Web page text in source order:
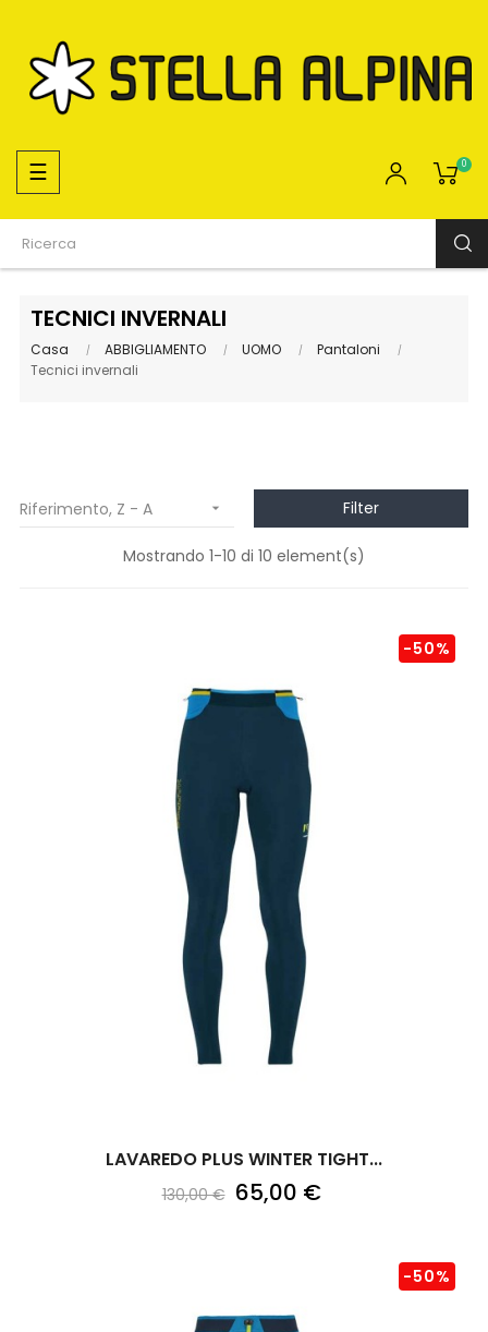
navigazione
Toggle
☰ 0
TECNICI INVERNALI
Casa ABBIGLIAMENTO UOMO
Pantaloni
Tecnici invernali
Riferimento, Z - A  Filter
Mostrando 1-10 di 10 element(s)
LAVAREDO PLUS WINTER TIGHT...
130,00 €
-50%
65,00 €
-50%